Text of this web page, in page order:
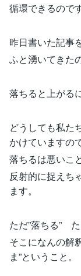
循環できるので
昨日書いた記事
ふと湧いてきた
落ちると上がる
どうしても私た
かけていますの
落ちるは悪いこ
反射的に捉えち
ます。
ただ”落ちる” た
そこになんの解
ま”ということ。